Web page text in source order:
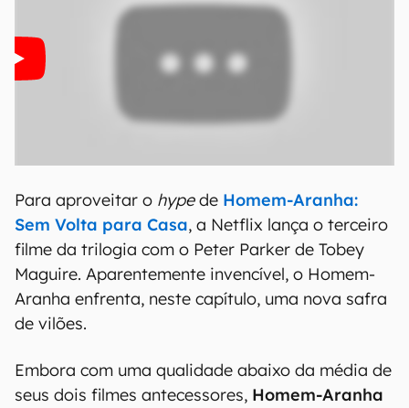
Para aproveitar o hypede Homem-Aranha:
Sem Volta para Casa, a Netflix lança o terceiro
filme da trilogia com o Peter Parker de Tobey
Maguire. Aparentemente invencível, o Homem-
Aranha enfrenta, neste capítulo, uma nova safra
de vilões.
Embora com uma qualidade abaixo da média de
seus dois filmes antecessores, Homem-Aranha